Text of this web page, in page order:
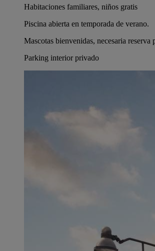
Habitaciones familiares, niños gratis
Piscina abierta en temporada de verano.
Mascotas bienvenidas, necesaria reserva
Parking interior privado